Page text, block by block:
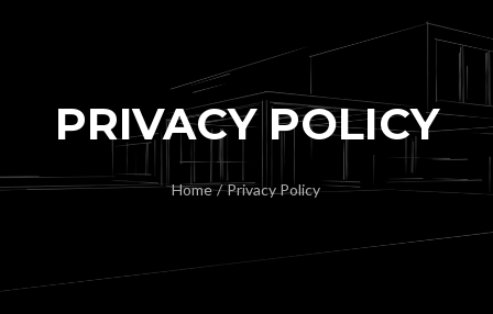
PRIVACY POLICY
Home/Privacy Policy